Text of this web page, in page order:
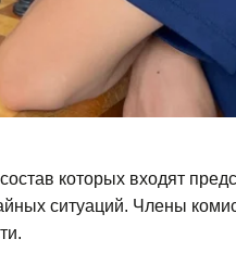
которых входят
ситуаций. Члены